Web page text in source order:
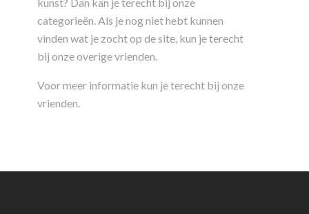
categorieën. Als je nog niet hebt kunnen
vinden wat je zocht op de site, kun je terecht
bij onze overige vrienden.
Voor meer informatie kun je terecht bij onze
vrienden.